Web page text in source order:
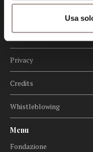
Usa
Cookie policy
Privacy
Credits
Whistleblowing
Menu
Fondazione